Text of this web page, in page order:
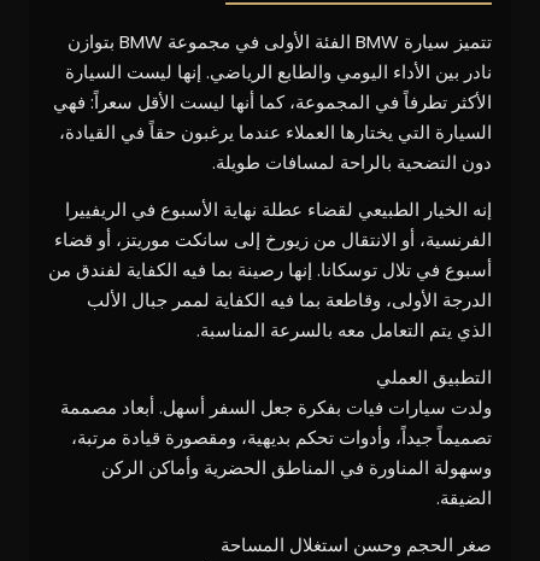
تتميز سيارة BMW الفئة الأولى في مجموعة BMW بتوازن
نادر بين الأداء اليومي والطابع الرياضي. إنها ليست السيارة
الأكثر تطرفاً في المجموعة، كما أنها ليست الأقل سعراً: فهي
السيارة التي يختارها العملاء عندما يرغبون حقاً في القيادة،
دون التضحية بالراحة لمسافات طويلة.
إنه الخيار الطبيعي لقضاء عطلة نهاية الأسبوع في الريفييرا
الفرنسية، أو الانتقال من زيورخ إلى سانكت موريتز، أو قضاء
أسبوع في تلال توسكانا. إنها رصينة بما فيه الكفاية لفندق من
الدرجة الأولى، وقاطعة بما فيه الكفاية لممر جبال الألب
الذي يتم التعامل معه بالسرعة المناسبة.
التطبيق العملي
ولدت سيارات فيات بفكرة جعل السفر أسهل. أبعاد مصممة
تصميماً جيداً، وأدوات تحكم بديهية، ومقصورة قيادة مرتبة،
وسهولة المناورة في المناطق الحضرية وأماكن الركن
الضيقة.
صغر الحجم وحسن استغلال المساحة